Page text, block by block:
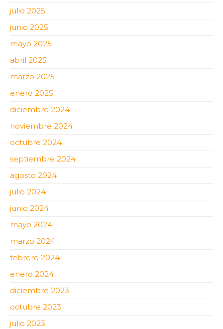
julio 2025
junio 2025
mayo 2025
abril 2025
marzo 2025
enero 2025
diciembre 2024
noviembre 2024
octubre 2024
septiembre 2024
agosto 2024
julio 2024
junio 2024
mayo 2024
marzo 2024
febrero 2024
enero 2024
diciembre 2023
octubre 2023
julio 2023